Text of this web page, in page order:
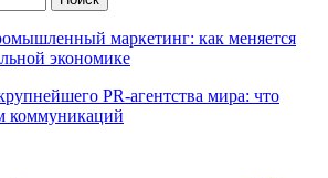
маркетинг: как меняется
экономике
PR-агентства мира: что
коммуникаций